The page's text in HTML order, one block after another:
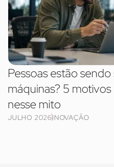
Pessoas estão
máquinas? 5
nesse mito
JULHO 2026INOVAÇÃO